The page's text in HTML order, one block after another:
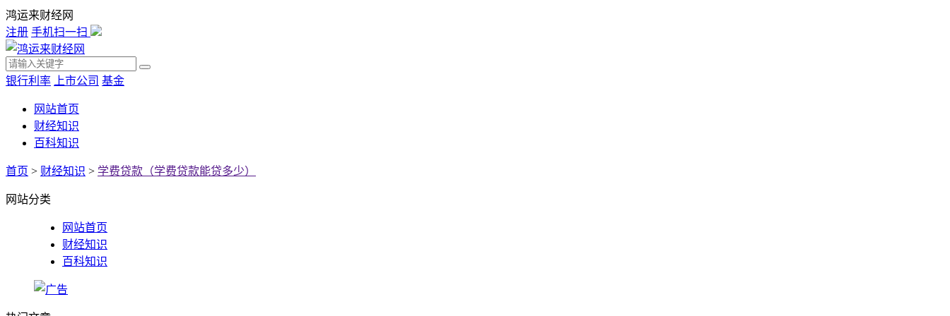
鸿运来财经网
注册 手机扫一扫
银行利率 上市公司 基金
网站首页
财经知识
百科知识
首页 > 财经知识 > 学费贷款（学费贷款能贷多少）
网站分类
网站首页
财经知识
百科知识